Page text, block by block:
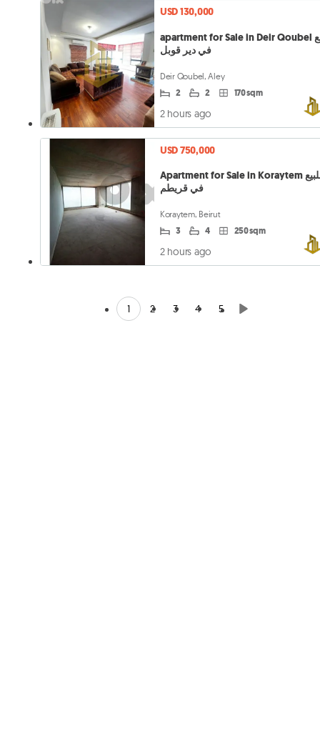
USD 130,000
apartment for Sale in Deir Qoubel شقة للبيع
في دير قوبل
Deir Qoubel, Aley
2 2 170 sqm
2 hours ago
USD 750,000
Apartment for Sale in Koraytem شقة للبيع
في قريطم
Koraytem, Beirut
3 4 250 sqm
2 hours ago
1 2 3 4 5